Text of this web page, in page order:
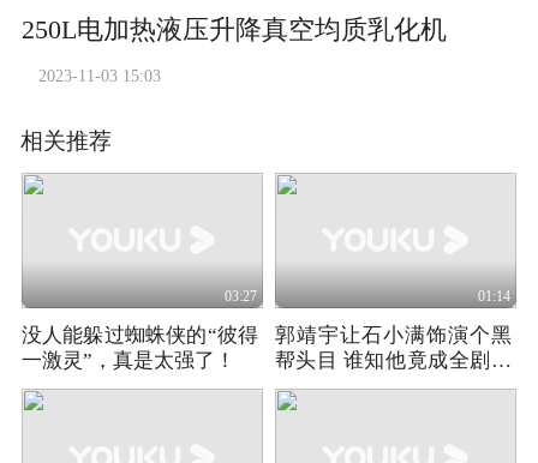
250L电加热液压升降真空均质乳化机
2023-11-03 15:03
相关推荐
03:27
没人能躲过蜘蛛侠的“彼得
一激灵”，真是太强了！
01:14
郭靖宇让石小满饰演个黑
帮头目 谁知他竟成全剧最
大意难平